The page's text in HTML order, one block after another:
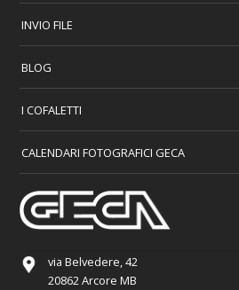
INVIO FILE
BLOG
I COFALETTI
CALENDARI FOTOGRAFICI GECA
via Belvedere, 42
20862 Arcore MB